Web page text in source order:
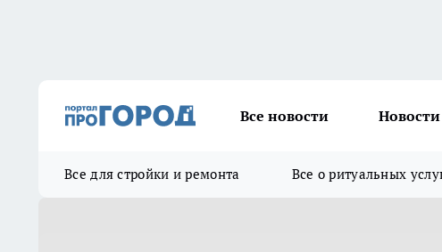
Все новости
Все для стройки и ремонта Все о ритуальных